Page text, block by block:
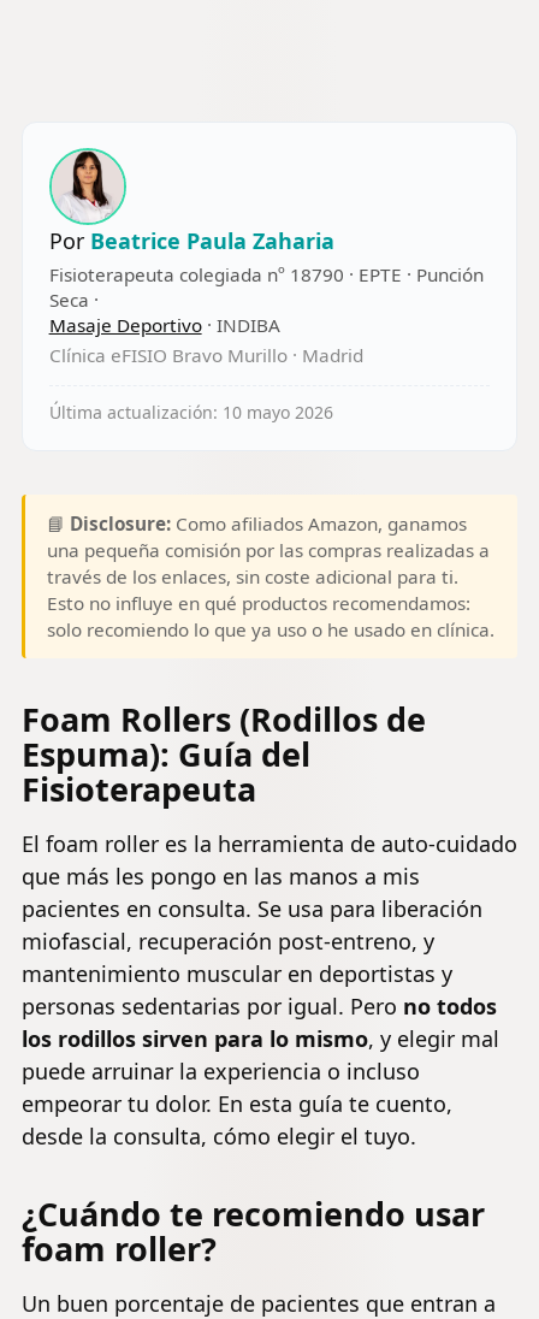
Masaje
de Tejido
Profundo
Por Beatrice Paula Zaharia
Fisioterapeuta colegiada nº 18790 · EPTE · Punción
Seca ·
Masaje Deportivo· INDIBA
Clínica eFISIO Bravo Murillo · Madrid
Última actualización: 10 mayo 2026
📘 Disclosure: Como afiliados Amazon, ganamos
una pequeña comisión por las compras realizadas a
través de los enlaces, sin coste adicional para ti.
Esto no influye en qué productos recomendamos:
solo recomiendo lo que ya uso o he usado en clínica.
Foam Rollers (Rodillos de
Espuma): Guía del
Fisioterapeuta
El foam roller es la herramienta de auto-cuidado
que más les pongo en las manos a mis
pacientes en consulta. Se usa para liberación
miofascial, recuperación post-entreno, y
mantenimiento muscular en deportistas y
personas sedentarias por igual. Pero no todos
los rodillos sirven para lo mismo, y elegir mal
puede arruinar la experiencia o incluso
empeorar tu dolor. En esta guía te cuento,
desde la consulta, cómo elegir el tuyo.
¿Cuándo te recomiendo usar
foam roller?
Un buen porcentaje de pacientes que entran a